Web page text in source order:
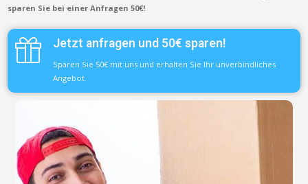
sparen Sie bei einer Anfragen 50€!
Jetzt anfragen und 50€ sparen!
Sparen Sie 50€ mit uns und erhalten Sie Ihr unverbindliches
Angebot.